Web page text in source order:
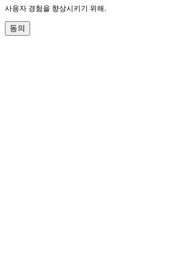
사용자 경험을 향상시키기 위해.
동의